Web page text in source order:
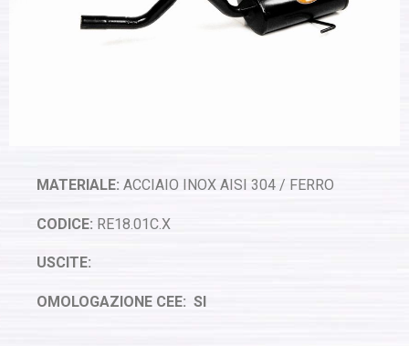
MATERIALE: ACCIAIO INOX AISI 304 / FERRO
CODICE: RE18.01C.X
USCITE:
OMOLOGAZIONE CEE: SI